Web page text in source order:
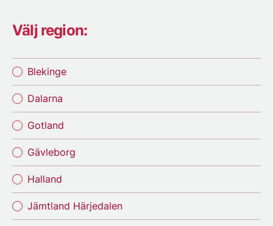
Välj region:
Blekinge
Dalarna
Gotland
Gävleborg
Halland
Jämtland Härjedalen